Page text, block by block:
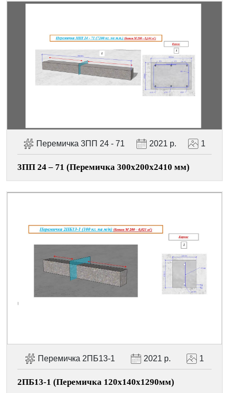
Перемичка 3ПП 24 - 71 2021 р. 1
3ПП 24 – 71 (Перемичка 300х200х2410 мм)
Перемичка 2ПБ13-1 2021 р. 1
2ПБ13-1 (Перемичка 120х140х1290мм)